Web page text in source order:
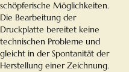
Herstellung einer Zeichnung.